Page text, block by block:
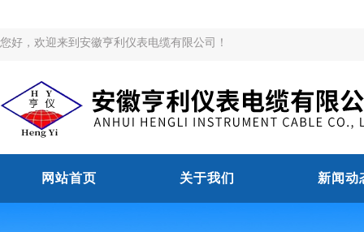
您好，欢迎来到安徽亨利仪表电缆有限公司！
网站首页 关于我们 新闻动